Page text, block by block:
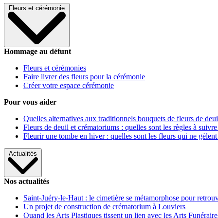
Fleurs et cérémonie
Hommage au défunt
Fleurs et cérémonies
Faire livrer des fleurs pour la cérémonie
Créer votre espace cérémonie
Pour vous aider
Quelles alternatives aux traditionnels bouquets de fleurs de
Fleurs de deuil et crématoriums : quelles sont les règles à
Fleurir une tombe en hiver : quelles sont les fleurs qui ne gèlent
Actualités
Nos actualités
Saint-Juéry-le-Haut : le cimetière se métamorphose pour
Un projet de construction de crématorium à Louviers
Quand les Arts Plastiques tissent un lien avec les Arts